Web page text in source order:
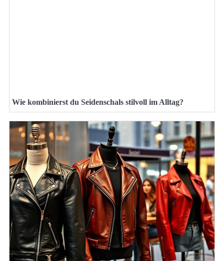
Wie kombinierst du Seidenschals stilvoll im Alltag?